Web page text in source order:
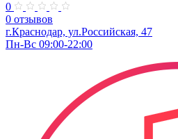
0
0 отзывов
г.Краснодар, ул.​Российская, 47
Пн-Вс 09:00-22:00